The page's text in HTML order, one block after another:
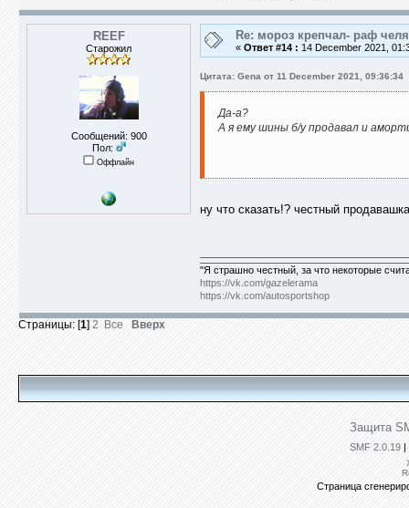
REEF
Старожил
Сообщений: 900
Пол:
Оффлайн
Re: мороз крепчал- раф
« Ответ #14 : 14 December 2021,
Цитата: Gena от 11 December 2021, 09:36:34
Да-а?
А я ему шины б/у продавал и
ну что сказать!? честный
"Я страшно честный, за что некоторые
https://vk.com/gazelerama
https://vk.com/autosportshop
Страницы: [1] 2 Все Вверх
Защита
SMF 2.0.19 |
Страница